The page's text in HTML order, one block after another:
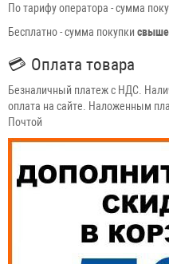
По тарифу оператора - сумма
Бесплатно - сумма покупки свыше
💳 Оплата товара
Безналичный платеж с НДС.
оплата на сайте. Наложенным
Почтой